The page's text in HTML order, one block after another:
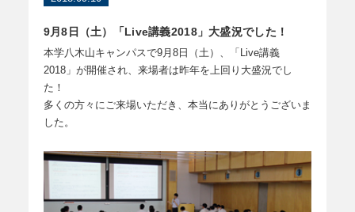
9月8日（土）「Live講義2018」大盛況でした！
本学八木山キャンパスで9月8日（土）、「Live講義
2018」が開催され、来場者は昨年を上回り大盛況でし
た！
多くの方々にご来場いただき、本当にありがとうございま
した。